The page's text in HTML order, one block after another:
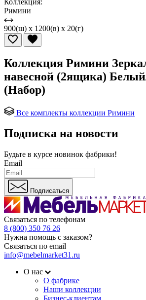
Римини
900(ш) x 1200(в) x 20(г)
Коллекция Римини
навесной (2ящика)
(Набор)
Все комплекты коллекции Римини
Подписка на новости
Будьте в курсе новинок фабрики!
Email
Подписаться
Связаться по телефонам
8 (800) 350 76 26
Нужна помощь с заказом?
Связаться по email
info@mebelmarket31.ru
О нас
О фабрике
Наши коллекции